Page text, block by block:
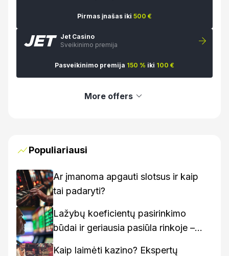
Pirmas įnašas iki 500 €
Jet Casino
Sveikinimo premija
Pasveikinimo premija 150 % iki 100 €
More offers
Populiariausi
Ar įmanoma apgauti slotsus ir kaip
tai padaryti?
Lažybų koeficientų pasirinkimo
būdai ir geriausia pasiūla rinkoje –
Kaip laimėti kazino? Ekspertų